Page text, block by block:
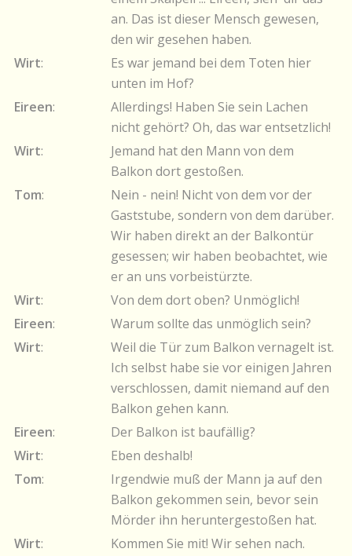
an. Das ist dieser Mensch gewesen,
den wir gesehen haben.
Wirt:
Es war jemand bei dem Toten hier
unten im Hof?
Eireen:
Allerdings! Haben Sie sein Lachen
nicht gehört? Oh, das war entsetzlich!
Wirt:
Jemand hat den Mann von dem
Balkon dort gestoßen.
Tom:
Nein - nein! Nicht von dem vor der
Gaststube, sondern von dem darüber.
Wir haben direkt an der Balkontür
gesessen; wir haben beobachtet, wie
er an uns vorbeistürzte.
Wirt:
Von dem dort oben? Unmöglich!
Eireen:
Warum sollte das unmöglich sein?
Wirt:
Weil die Tür zum Balkon vernagelt ist.
Ich selbst habe sie vor einigen Jahren
verschlossen, damit niemand auf den
Balkon gehen kann.
Eireen:
Der Balkon ist baufällig?
Wirt:
Eben deshalb!
Tom:
Irgendwie muß der Mann ja auf den
Balkon gekommen sein, bevor sein
Mörder ihn heruntergestoßen hat.
Wirt: Kommen Sie mit! Wir sehen nach.